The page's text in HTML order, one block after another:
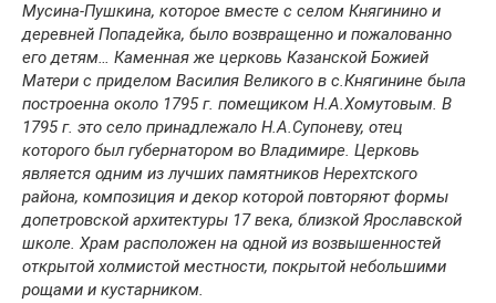
Мусина-Пушкина, которое вместе с селом Княгинино и
деревней Попадейка, было возвращенно и пожалованно
его детям… Каменная же церковь Казанской Божией
Матери с приделом Василия Великого в с.Княгинине была
построенна около 1795 г. помещиком Н.А.Хомутовым. В
1795 г. это село принадлежало Н.А.Супоневу, отец
которого был губернатором во Владимире. Церковь
является одним из лучших памятников Нерехтского
района, композиция и декор которой повторяют формы
допетровской архитектуры 17 века, близкой Ярославской
школе. Храм расположен на одной из возвышенностей
открытой холмистой местности, покрытой небольшими
рощами и кустарником.